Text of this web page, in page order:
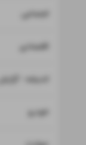
اجتماعی
اقتصادی
اندیشه - گزارش
خودرو